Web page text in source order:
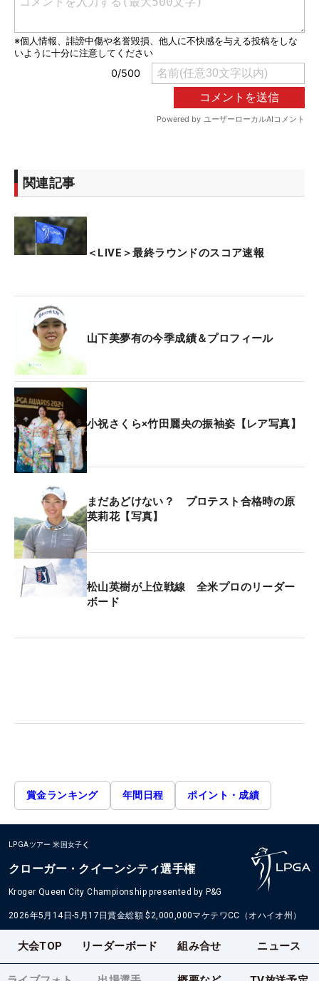
関連記事
＜LIVE＞最終ラウンドのスコア速報
山下美夢有の今季成績＆プロフィール
小祝さくら×竹田麗央の振袖姿【レア写真】
まだあどけない？ プロテスト合格時の原
英莉花【写真】
松山英樹が上位戦線 全米プロのリーダー
ボード
賞金ランキング 年間日程 ポイント・成績
LPGAツアー 米国女子
クローガー・クイーンシティ選手権
Kroger Queen City Championship presented by P&G
2026年5月14日-5月17日賞金総額 $2,000,000マケテワCC（オハイオ州）
大会TOP リーダーボード 組み合せ ニュース